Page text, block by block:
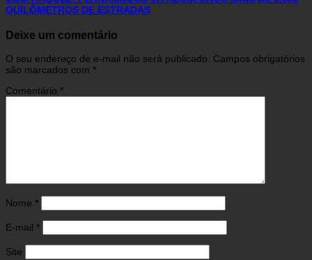
QUILÔMETROS DE ESTRADAS
Deixe um comentário
O seu endereço de e-mail não será publicado. Campos obrigatórios
são marcados com *
Comentário *
Nome *
E-mail *
Site